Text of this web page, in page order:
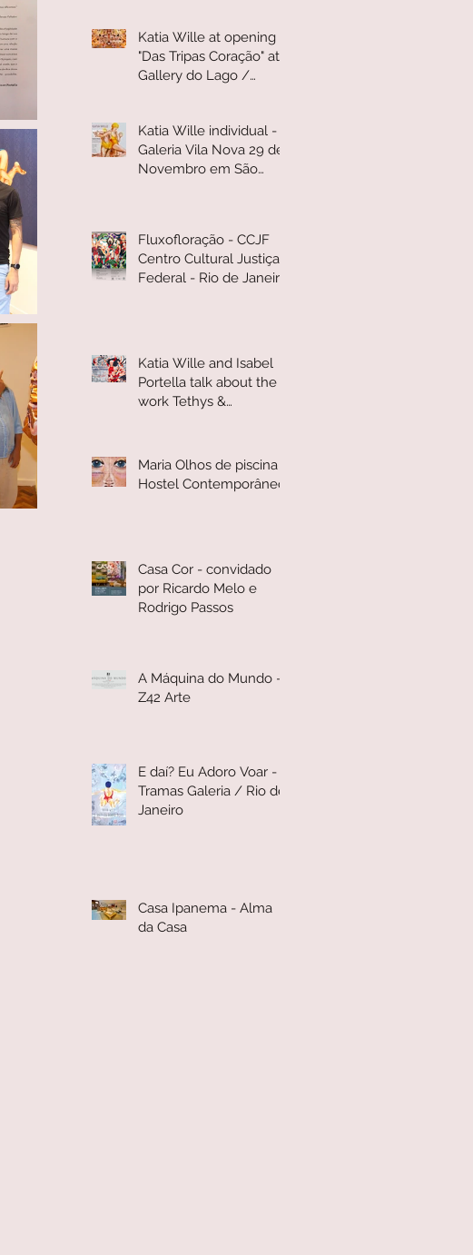
Katia Wille at opening
"Das Tripas Coração" at
Gallery do Lago /
Katia Wille individual -
Galeria Vila Nova 29 de
Novembro em São
Fluxofloração - CCJF
Centro Cultural Justiça
Federal - Rio de Janeiro
Katia Wille and Isabel
Portella talk about the
work Tethys &
Maria Olhos de piscina -
Hostel Contemporâneo
Casa Cor - convidado
por Ricardo Melo e
Rodrigo Passos
A Máquina do Mundo -
Z42 Arte
E daí? Eu Adoro Voar -
Tramas Galeria / Rio de
Janeiro
Casa Ipanema - Alma
da Casa